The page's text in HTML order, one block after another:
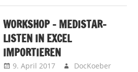
WORKSHOP – MEDISTAR-
LISTEN IN EXCEL
IMPORTIEREN
9. April 2017
DocKoeber